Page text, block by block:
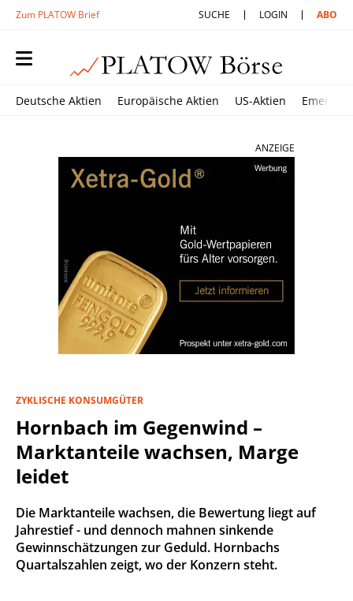
Zum PLATOW Brief SUCHE LOGIN ABO
Deutsche Aktien Europäische Aktien US-Aktien
ANZEIGE
ZYKLISCHE KONSUMGÜTER
Hornbach im Gegenwind –
Marktanteile wachsen, Marge
leidet
Die Marktanteile wachsen, die Bewertung liegt auf
Jahrestief - und dennoch mahnen sinkende
Gewinnschätzungen zur Geduld. Hornbachs
Quartalszahlen zeigt, wo der Konzern steht.